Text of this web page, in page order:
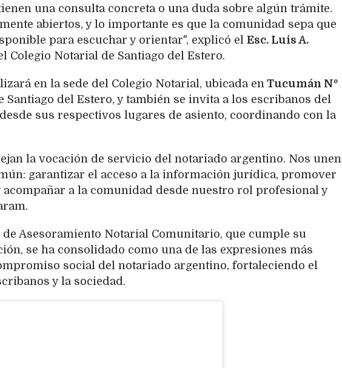
una consulta concreta o una duda sobre algún trámite.
abiertos, y lo importante es que la comunidad sepa que
para escuchar y orientar", explicó el Esc. Luis A.
Colegio Notarial de Santiago del Estero.
en la sede del Colegio Notarial, ubicada en Tucumán Nº
Santiago del Estero, y también se invita a los escribanos del
sus respectivos lugares de asiento, coordinando con la
la vocación de servicio del notariado argentino. Nos unen
garantizar el acceso a la información jurídica, promover
acompañar a la comunidad desde nuestro rol profesional y
Asesoramiento Notarial Comunitario, que cumple su
se ha consolidado como una de las expresiones más
social del notariado argentino, fortaleciendo el
y la sociedad.